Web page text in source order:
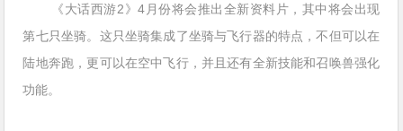
《大话西游2》4月份将会推出全新资料片，其中将会出现
第七只坐骑。这只坐骑集成了坐骑与飞行器的特点，不但可以在
陆地奔跑，更可以在空中飞行，并且还有全新技能和召唤兽强化
功能。